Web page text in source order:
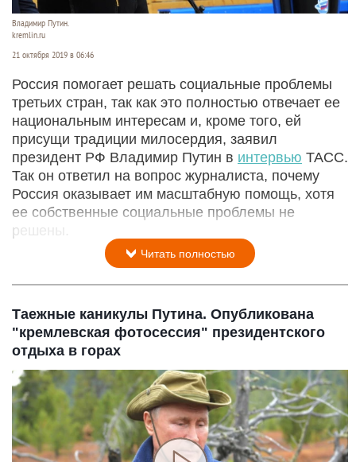
Владимир Путин.
kremlin.ru
21 октября 2019 в 06:46
Россия помогает решать социальные проблемы
третьих стран, так как это полностью отвечает ее
национальным интересам и, кроме того, ей
присущи традиции милосердия, заявил
президент РФ Владимир Путин в интервью ТАСС.
Так он ответил на вопрос журналиста, почему
Россия оказывает им масштабную помощь, хотя
ее собственные социальные проблемы не
решены.
Читать полностью
Таежные каникулы Путина. Опубликована
"кремлевская фотосессия" президентского
отдыха в горах